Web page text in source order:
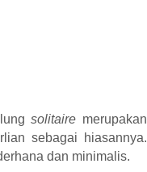
solitaire merupakan
sebagai hiasannya.
dan minimalis.